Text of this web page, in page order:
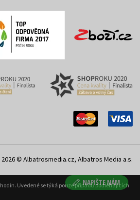
NAPIŠTE NÁM
2026 © Albatrosmedia.cz, Albatros Media a.s.
Uvedené se týká pouze případů podléhajících